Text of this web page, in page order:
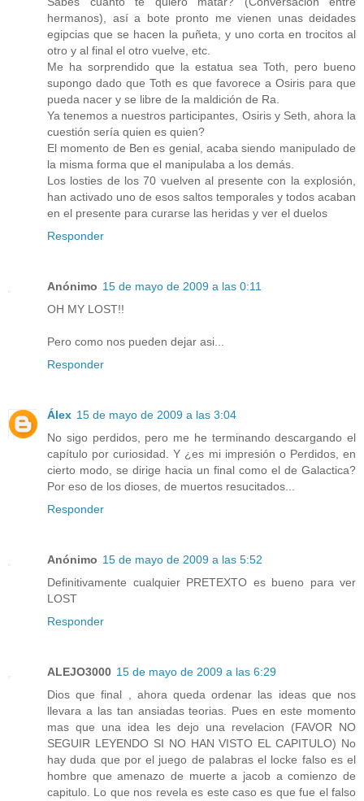
hermanos), así a bote pronto me vienen unas deidades
egipcias que se hacen la puñeta, y uno corta en trocitos al
otro y al final el otro vuelve, etc.
Me ha sorprendido que la estatua sea Toth, pero bueno
supongo dado que Toth es que favorece a Osiris para que
pueda nacer y se libre de la maldición de Ra.
Ya tenemos a nuestros participantes, Osiris y Seth, ahora la
cuestión sería quien es quien?
El momento de Ben es genial, acaba siendo manipulado de
la misma forma que el manipulaba a los demás.
Los losties de los 70 vuelven al presente con la explosión,
han activado uno de esos saltos temporales y todos acaban
en el presente para curarse las heridas y ver el duelos
Responder
Anónimo 15 de mayo de 2009 a las 0:11
OH MY LOST!!
Pero como nos pueden dejar asi...
Responder
Álex 15 de mayo de 2009 a las 3:04
No sigo perdidos, pero me he terminando descargando el
capítulo por curiosidad. Y ¿es mi impresión o Perdidos, en
cierto modo, se dirige hacia un final como el de Galactica?
Por eso de los dioses, de muertos resucitados...
Responder
Anónimo 15 de mayo de 2009 a las 5:52
Definitivamente cualquier PRETEXTO es bueno para ver
LOST
Responder
ALEJO3000 15 de mayo de 2009 a las 6:29
Dios que final , ahora queda ordenar las ideas que nos
llevara a las tan ansiadas teorias. Pues en este momento
mas que una idea les dejo una revelacion (FAVOR NO
SEGUIR LEYENDO SI NO HAN VISTO EL CAPITULO) No
hay duda que por el juego de palabras el locke falso es el
hombre que amenazo de muerte a jacob a comienzo de
capitulo. Lo que nos revela es este caso es que fue el falso